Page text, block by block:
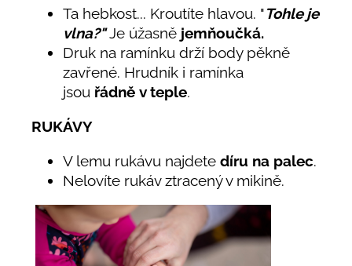
Ta hebkost... Kroutíte hlavou. "Tohle je
vlna?" Je úžasně jemňoučká.
Druk na ramínku drží body pěkně
zavřené. Hrudník i ramínka
jsou řádně v teple.
RUKÁVY
V lemu rukávu najdete díru na palec.
Nelovíte rukáv ztracený v mikině.